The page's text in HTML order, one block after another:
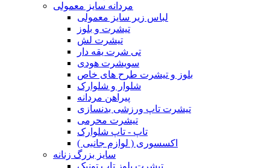
مردانه سایز معمولی
لباس زیر سایز معمولی
تیشرت و بلوز
تیشرت لش
تی شرت یقه دار
سویشرت هودی
بلوز و تیشرت طرح های خاص
شلوار و شلوارک
پیراهن مردانه
تیشرت تاپ ورزشی بدنسازی
تیشرت محرمی
تاپ - تاپ شلوارک
اکسسوری ( لوازم جانبی )
سایز بزرگ زنانه
تیشرت بلوز تاپ تونیک